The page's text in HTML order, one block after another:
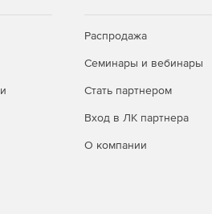
безопасности.
к более зрелой модели защиты
в привычной среде.
Total
Распродажа
Семинары и вебинары
Стать партнером
Вход в ЛК партнера
О компании